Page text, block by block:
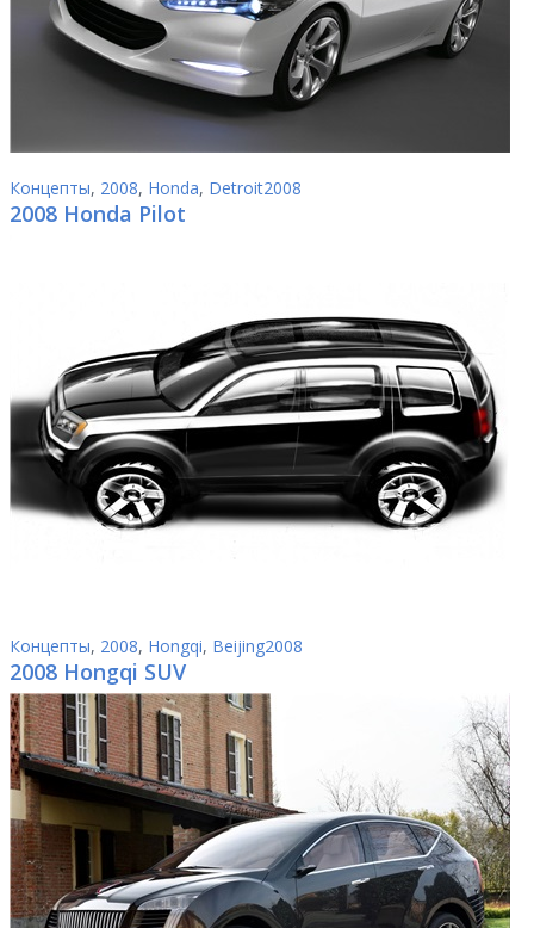
Концепты, 2008, Honda, Detroit2008
2008 Honda Pilot
Концепты, 2008, Hongqi, Beijing2008
2008 Hongqi SUV